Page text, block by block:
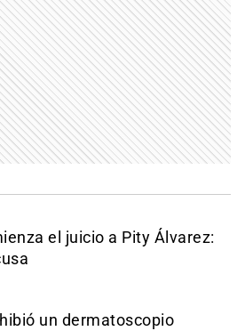
el juicio a Pity Álvarez:
un dermatoscopio